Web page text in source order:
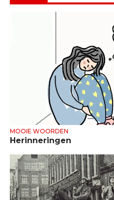
MOOIE WOORDEN
Herinneringen